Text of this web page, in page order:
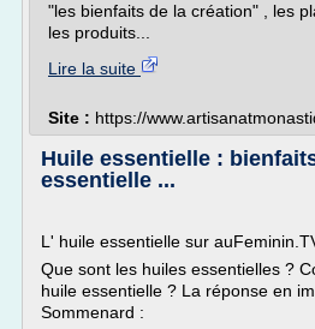
"les bienfaits de la création" , les
les produits...
Lire la suite
Site : https://
Huile essentielle :
essentielle ...
L' huile essentielle sur
Que sont les huiles essentielles ?
huile essentielle ? La réponse en
Sommenard :